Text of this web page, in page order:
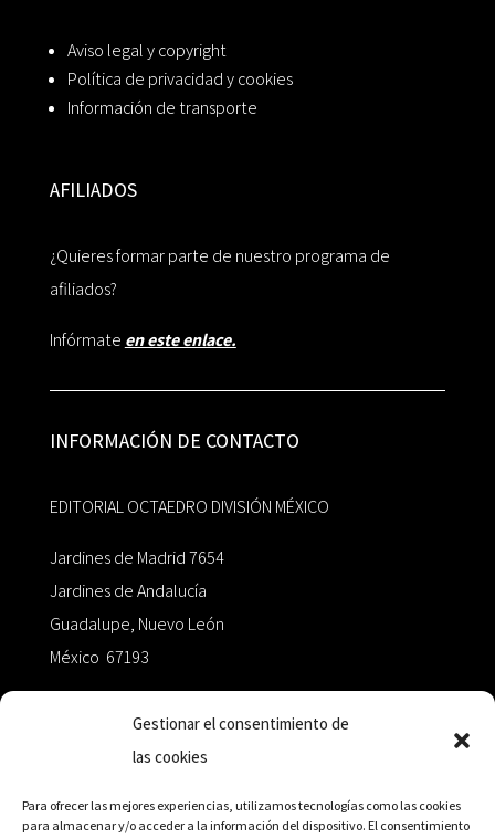
Gestionar el consentimiento de
las cookies
Para ofrecer las mejores experiencias, utilizamos tecnologías como las cookies
para almacenar y/o acceder a la información del dispositivo. El consentimiento
Aviso legal y copyright
Política de privacidad y cookies
Información de transporte
AFILIADOS
¿Quieres formar parte de nuestro programa de
afiliados?
Infórmate en este enlace.
INFORMACIÓN DE CONTACTO
EDITORIAL OCTAEDRO DIVISIÓN MÉXICO
Jardines de Madrid 7654
Jardines de Andalucía
Guadalupe, Nuevo León
México 67193
+52 811.499.5638